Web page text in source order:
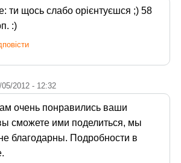
ти щось слабо орієнтуєшся ;) 58
:)
2012 - 12:32
очень понравились ваши
сможете ими поделиться, мы
благодарны. Подробности в